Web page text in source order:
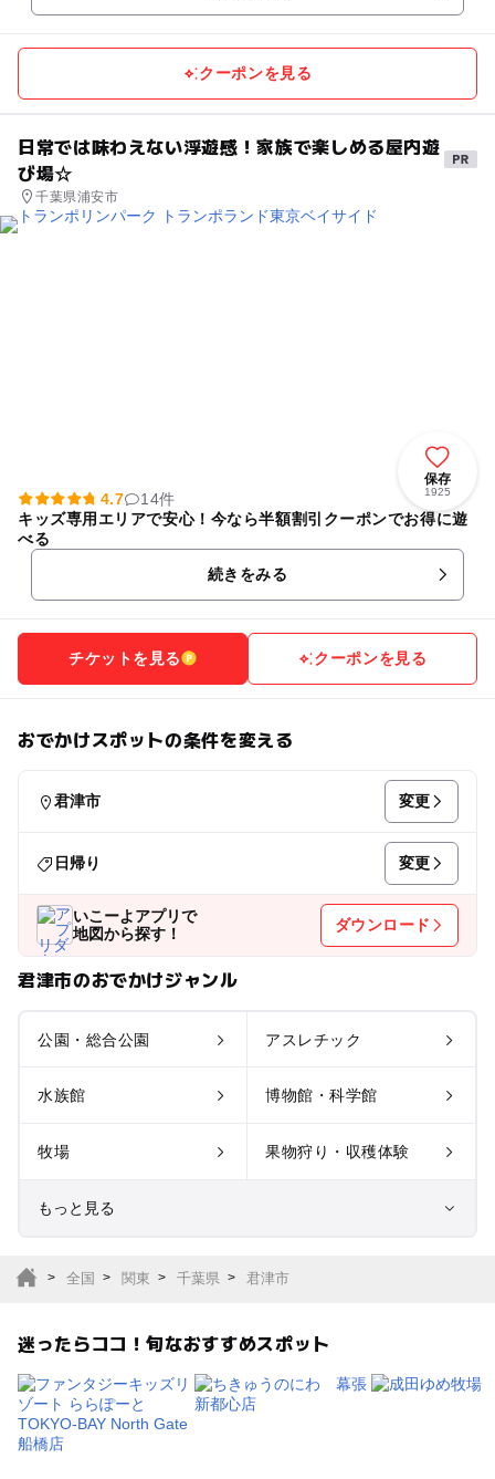
クーポンを見る
日常では味わえない浮遊感！家族で楽しめる屋内遊
び場☆
千葉県浦安市
保存
1925
4.7
14件
キッズ専用エリアで安心！今なら半額割引クーポンでお得に遊
べる
続きをみる
チケットを見る クーポンを見る
おでかけスポットの条件を変える
君津市 変更
日帰り 変更
いこーよアプリで
地図から探す！
ダウンロード
君津市のおでかけジャンル
公園・総合公園 アスレチック
水族館 博物館・科学館
牧場 果物狩り・収穫体験
もっと見る
サファリパーク
植物園・フラワーパー
ク
キャンプ場
全国 関東 千葉県 君津市
迷ったらココ！旬なおすすめスポット